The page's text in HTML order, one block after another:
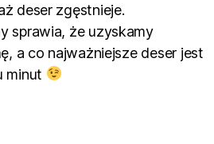
deser zgęstnieje.
sprawia, że uzyskamy
a co najważniejsze deser jest
minut